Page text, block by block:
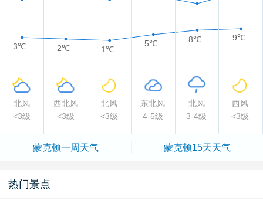
3℃ 2℃ 1℃
5℃ 8℃ 9℃
北风 西北风 北风 东北风 北风
西风
<3级
<3级 <3级 4-5级 3-4级 <3级
蒙克顿一周天气 蒙克顿15天天气
热门景点